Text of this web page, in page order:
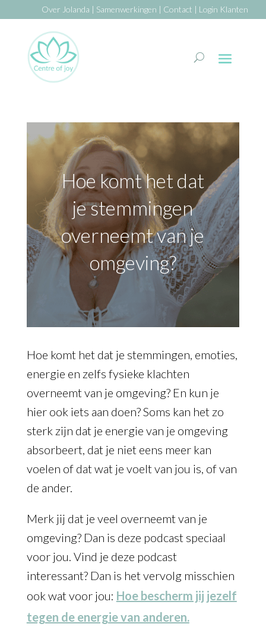
Over Jolanda | Samenwerkingen | Contact | Login Klanten
Hoe komt het dat
je stemmingen
overneemt van je
omgeving?
Hoe komt het dat je stemmingen, emoties,
energie en zelfs fysieke klachten
overneemt van je omgeving? En kun je
hier ook iets aan doen? Soms kan het zo
sterk zijn dat je energie van je omgeving
absorbeert, dat je niet eens meer kan
voelen of dat wat je voelt van jou is, of van
de ander.
Merk jij dat je veel overneemt van je
omgeving? Dan is deze podcast speciaal
voor jou. Vind je deze podcast
interessant? Dan is het vervolg misschien
ook wat voor jou: Hoe bescherm jij jezelf
tegen de energie van anderen.